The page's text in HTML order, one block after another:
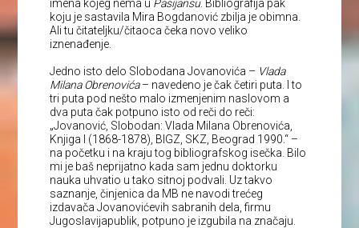
imena kojeg nema u Pasijansu. Bibliografija pak
koju je sastavila Mira Bogdanović zbilja je obimna.
Ali tu čitateljku/čitaoca čeka novo veliko
iznenađenje.
Jedno isto delo Slobodana Jovanovića – Vlada
Milana Obrenovića– navedeno je čak četiri puta. I to
tri puta pod nešto malo izmenjenim naslovom a
dva puta čak potpuno isto od reči do reči:
„Jovanović, Slobodan: Vlada Milana Obrenovića,
Knjiga I (1868-1878), BIGZ, SKZ, Beograd 1990.“ –
na početku i na kraju tog bibliografskog isečka. Bilo
mi je baš neprijatno kada sam jednu doktorku
nauka uhvatio u tako sitnoj podvali. Uz takvo
saznanje, činjenica da MB ne navodi trećeg
izdavača Jovanovićevih sabranih dela, firmu
Jugoslavijapublik, potpuno je izgubila na značaju.